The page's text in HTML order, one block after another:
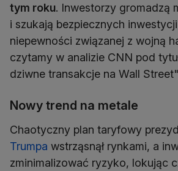
tym roku. Inwestorzy gromadzą
i szukają bezpiecznych
niepewności związanej z wojną
czytamy w analizie CNN pod
dziwne transakcje na Wall
Nowy trend na metale
Chaotyczny plan taryfowy
Trumpa wstrząsnął rynkami, a
zminimalizować ryzyko, lokując